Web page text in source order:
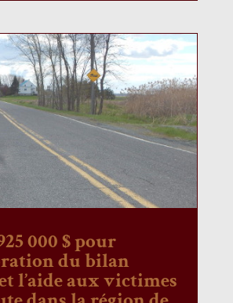
000 $ pour
du bilan
l’aide aux victimes